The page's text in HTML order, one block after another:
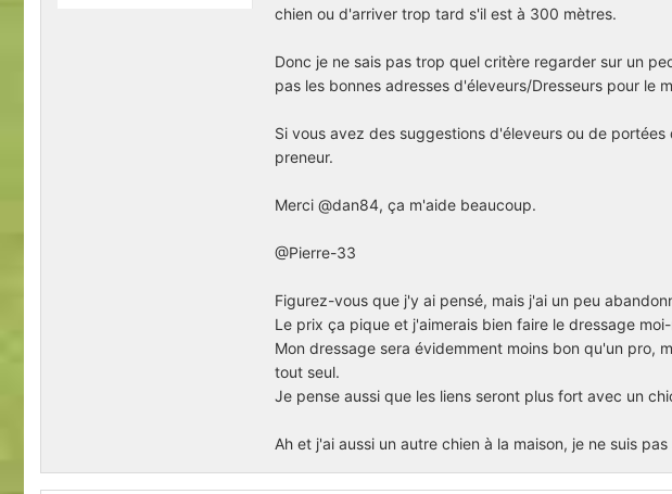
chien ou d'arriver trop tard s'il est à 300 mètres.
Donc je ne sais pas trop quel critère regarder sur un
pas les bonnes adresses d'éleveurs/Dresseurs pour le
Si vous avez des suggestions d'éleveurs ou de
preneur.
Merci @dan84, ça m'aide beaucoup.
@Pierre-33
Figurez-vous que j'y ai pensé, mais j'ai un peu
Le prix ça pique et j'aimerais bien faire le dressage
Mon dressage sera évidemment moins bon qu'un pro,
tout seul.
Je pense aussi que les liens seront plus fort avec un
Ah et j'ai aussi un autre chien à la maison, je ne suis